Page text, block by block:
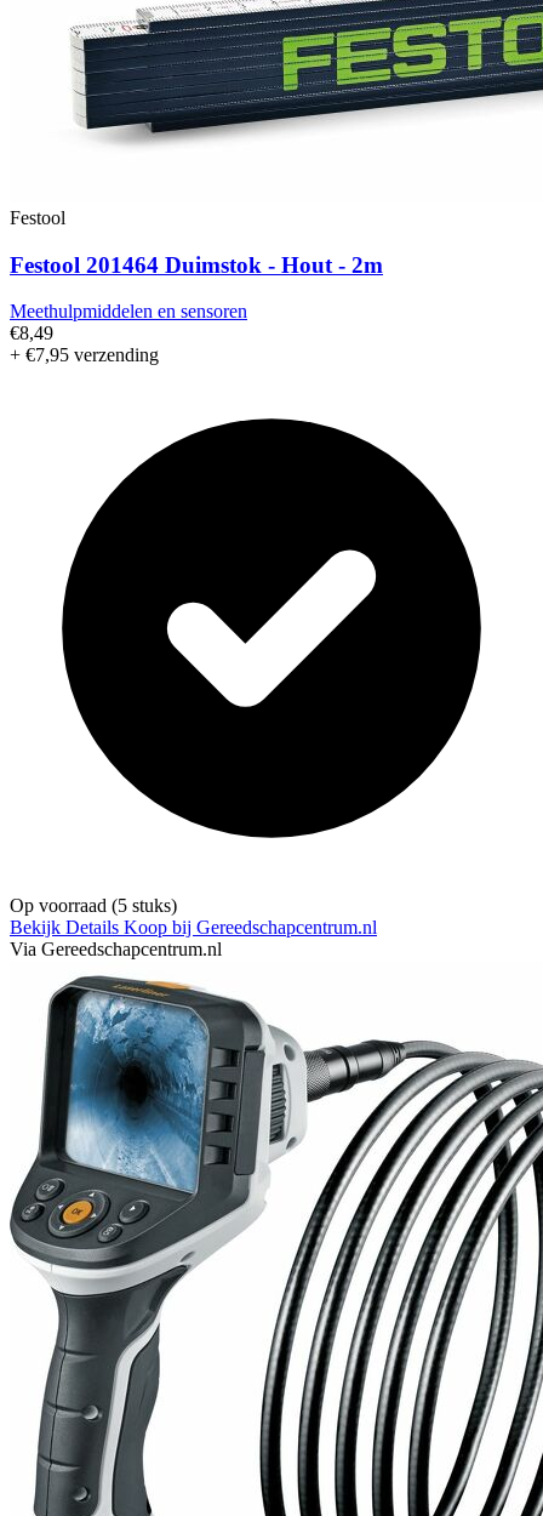
Festool
Festool 201464 Duimstok - Hout - 2m
Meethulpmiddelen en sensoren
€8,49
+ €7,95 verzending
Op voorraad (5 stuks)
Bekijk Details Koop bij Gereedschapcentrum.nl
Via Gereedschapcentrum.nl